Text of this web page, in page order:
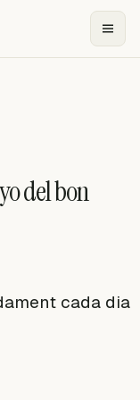
del bon
cada dia